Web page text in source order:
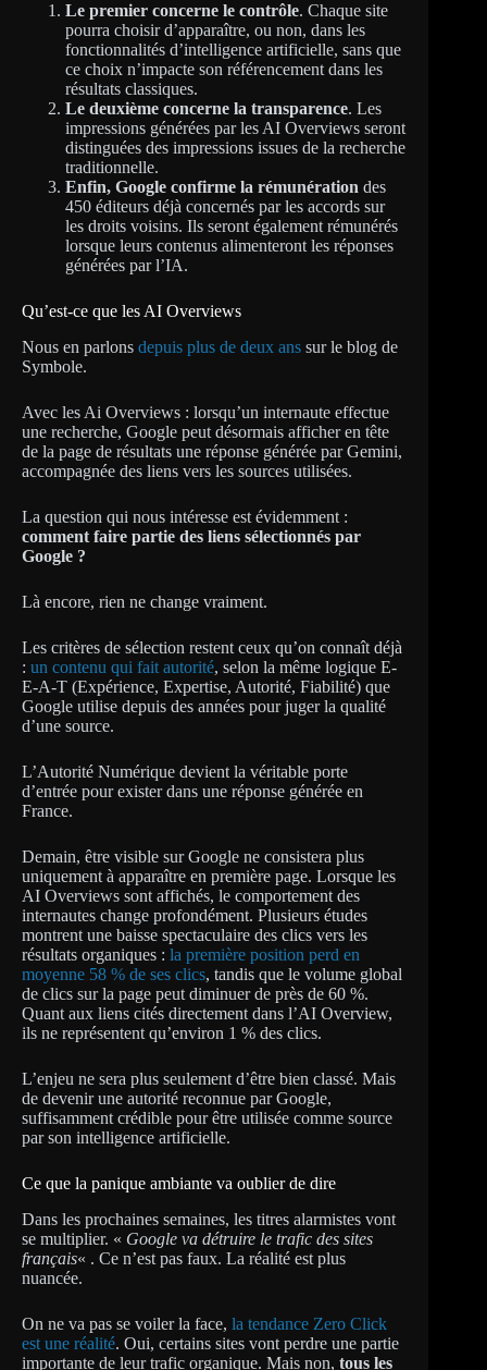
Le premier concerne le contrôle. Chaque site
pourra choisir d’apparaître, ou non, dans les
fonctionnalités d’intelligence artificielle, sans que
ce choix n’impacte son référencement dans les
résultats classiques.
Le deuxième concerne la transparence. Les
impressions générées par les AI Overviews seront
distinguées des impressions issues de la recherche
traditionnelle.
Enfin, Google confirme la rémunération des
450 éditeurs déjà concernés par les accords sur
les droits voisins. Ils seront également rémunérés
lorsque leurs contenus alimenteront les réponses
générées par l’IA.
Qu’est-ce que les AI Overviews
Nous en parlons depuis plus de deux ans sur le blog de
Symbole.
Avec les Ai Overviews : lorsqu’un internaute effectue
une recherche, Google peut désormais afficher en tête
de la page de résultats une réponse générée par Gemini,
accompagnée des liens vers les sources utilisées.
La question qui nous intéresse est évidemment :
comment faire partie des liens sélectionnés par
Google ?
Là encore, rien ne change vraiment.
Les critères de sélection restent ceux qu’on connaît déjà
: un contenu qui fait autorité, selon la même logique E-
E-A-T (Expérience, Expertise, Autorité, Fiabilité) que
Google utilise depuis des années pour juger la qualité
d’une source.
L’Autorité Numérique devient la véritable porte
d’entrée pour exister dans une réponse générée en
France.
Demain, être visible sur Google ne consistera plus
uniquement à apparaître en première page. Lorsque les
AI Overviews sont affichés, le comportement des
internautes change profondément. Plusieurs études
montrent une baisse spectaculaire des clics vers les
résultats organiques : la première position perd en
moyenne 58 % de ses clics, tandis que le volume global
de clics sur la page peut diminuer de près de 60 %.
Quant aux liens cités directement dans l’AI Overview,
ils ne représentent qu’environ 1 % des clics.
L’enjeu ne sera plus seulement d’être bien classé. Mais
de devenir une autorité reconnue par Google,
suffisamment crédible pour être utilisée comme source
par son intelligence artificielle.
Ce que la panique ambiante va oublier de dire
Dans les prochaines semaines, les titres alarmistes vont
se multiplier. « Google va détruire le trafic des sites
français« . Ce n’est pas faux. La réalité est plus
nuancée.
On ne va pas se voiler la face, la tendance Zero Click
est une réalité. Oui, certains sites vont perdre une partie
importante de leur trafic organique. Mais non, tous les